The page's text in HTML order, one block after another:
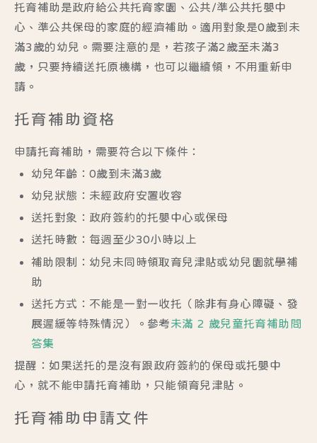
托育補助是政府給公共托育家園、公共/準公共托嬰中
心、準公共保母的家庭的經濟補助。適用對象是0歲到未
滿3歲的幼兒。需要注意的是，若孩子滿2歲至未滿3
歲，只要持續送托原機構，也可以繼續領，不用重新申
請。
托育補助資格
申請托育補助，需要符合以下條件：
幼兒年齡： 0歲到未滿3歲
幼兒狀態：未經政府安置收容
送托對象： 政府簽約的托嬰中心或保母
送托時數：每週至少30小時以上
補助限制：幼兒未同時領取育兒津貼或幼兒園就學補
助
送托方式：不能是一對一收托（除非有身心障礙、發
展遲緩等特殊情況）。參考未滿 2 歲兒童托育補助問
答集
提醒：如果送托的是沒有跟政府簽約的保母或托嬰中
心，就不能申請托育補助，只能領育兒津貼。
托育補助申請文件